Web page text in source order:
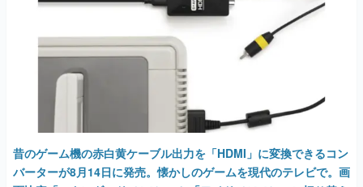
昔のゲーム機の赤白黄ケーブル出力を「HDMI」に変換できるコン
バーターが8月14日に発売。懐かしのゲームを現代のテレビで。画